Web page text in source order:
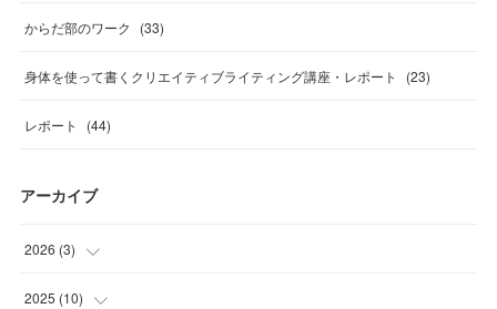
からだ部のワーク (33)
身体を使って書くクリエイティブライティング講座・レポート (23)
レポート (44)
アーカイブ
2026 (3)
(1
2025 (10)